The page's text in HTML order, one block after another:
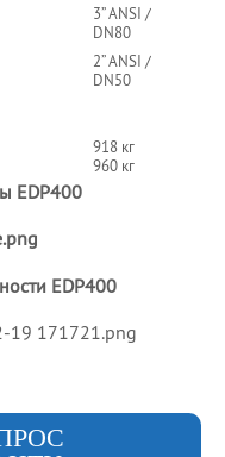
3” ANSI /
DN80
2” ANSI /
DN50
918 кг
960 кг
EDP400
EDP400